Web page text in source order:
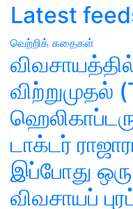
Latest
வெற்றிக் கதைகள்
விற்றுமுதல்
டாக்டர்
இப்போது
விவசாயப்